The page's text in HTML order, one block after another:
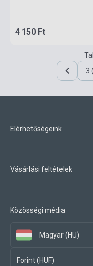
4 150 Ft
3
Elérhetőségeink
Vásárlási feltételek
Közösségi média
Magyar (HU)
Forint (HUF)